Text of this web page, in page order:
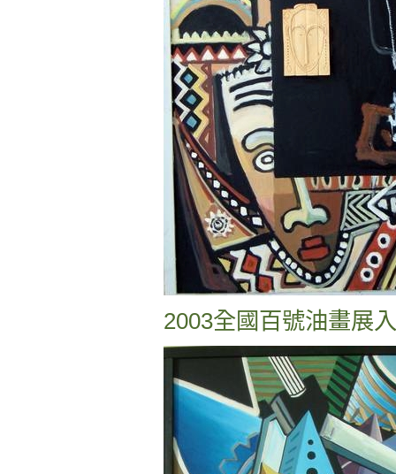
2003全國百號油畫展